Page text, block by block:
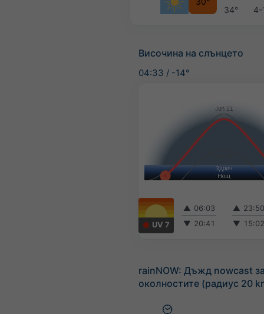
34° 4-
Височина на слънцето
04:33 / -14°
UV 7
▲ 06:03
▼ 20:41
▲
▼
rainNOW: Дъжд nowcast
околностите (радиус 20